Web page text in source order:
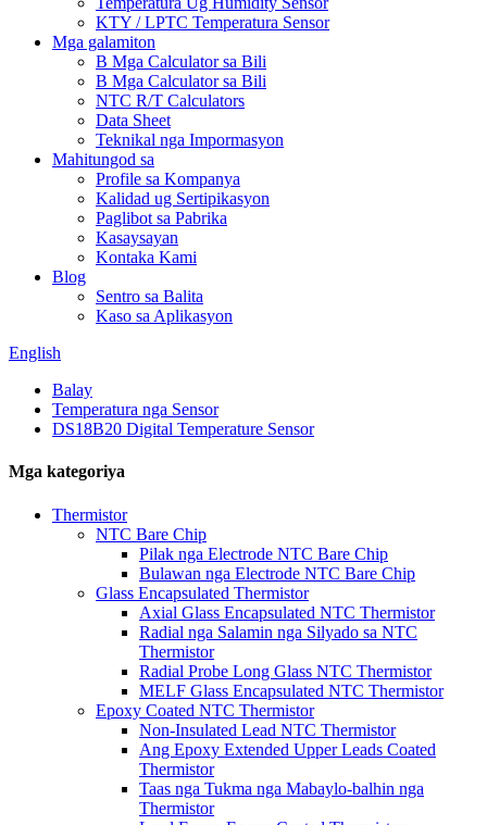
KTY / LPTC Temperatura Sensor
Mga galamiton
B Mga Calculator sa Bili
B Mga Calculator sa Bili
NTC R/T Calculators
Data Sheet
Teknikal nga Impormasyon
Mahitungod sa
Profile sa Kompanya
Kalidad ug Sertipikasyon
Paglibot sa Pabrika
Kasaysayan
Kontaka Kami
Blog
Sentro sa Balita
Kaso sa Aplikasyon
English
Balay
Temperatura nga Sensor
DS18B20 Digital Temperature Sensor
Mga kategoriya
Thermistor
NTC Bare Chip
Pilak nga Electrode NTC Bare Chip
Bulawan nga Electrode NTC Bare Chip
Glass Encapsulated Thermistor
Axial Glass Encapsulated NTC Thermistor
Radial nga Salamin nga Silyado sa NTC
Thermistor
Radial Probe Long Glass NTC Thermistor
MELF Glass Encapsulated NTC Thermistor
Epoxy Coated NTC Thermistor
Non-Insulated Lead NTC Thermistor
Ang Epoxy Extended Upper Leads Coated
Thermistor
Taas nga Tukma nga Mabaylo-balhin nga
Thermistor